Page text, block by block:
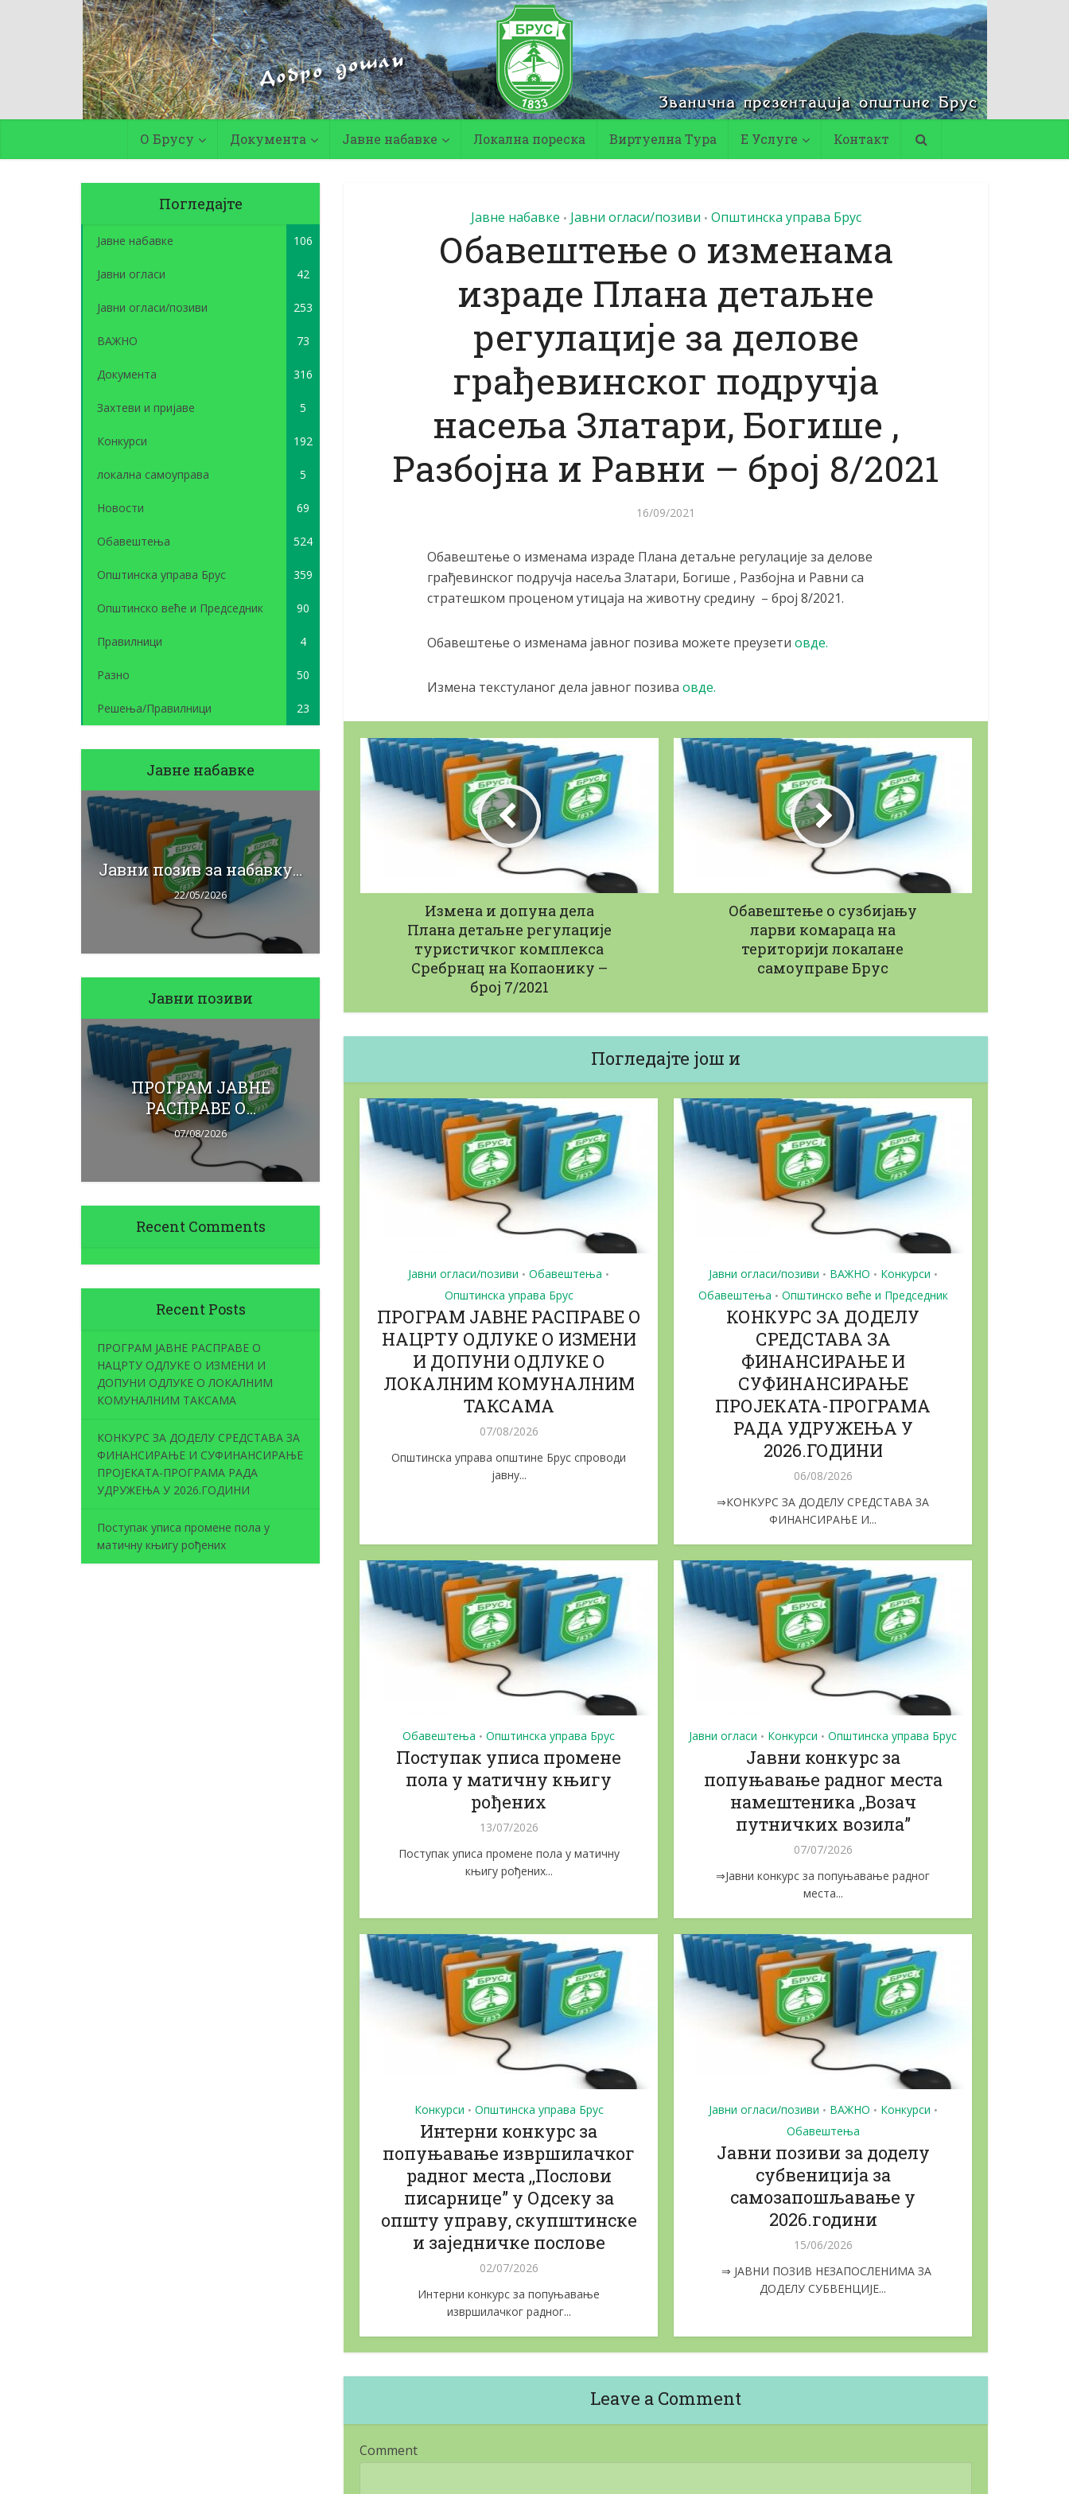
О Брусу Документа Јавне набавке Локална пореска Виртуелна Тура Е Услуге Контакт
Погледајте
Јавне набавке 106
Јавни огласи 42
Јавни огласи/позиви 253
ВАЖНО 73
Документа 316
Захтеви и пријаве 5
Конкурси 192
локална самоуправа 5
Новости 69
Обавештења 524
Општинска управа Брус 359
Општинско веће и Председник 90
Правилници 4
Разно 50
Решења/Правилници 23
Јавне набавке
Јавни позив за набавку...
22/05/2026
Jaвни позив за набавку
23/04/2026
Јавни позив за набавку...
13/02/2026
Јавни позив за набавку...
22/05/2026
Јавни позиви
ПРОГРАМ ЈАВНЕ
РАСПРАВЕ О...
07/08/2026
КОНКУРС ЗА ДОДЕЛУ
СРЕДСТАВА...
06/08/2026
Jaвни позиви за доделу...
15/06/2026
Јавни позив за набавку...
22/05/2026
Recent Comments
Recent Posts
ПРОГРАМ ЈАВНЕ РАСПРАВЕ О
НАЦРТУ ОДЛУКЕ О ИЗМЕНИ И
ДОПУНИ ОДЛУКЕ О ЛОКАЛНИМ
КОМУНАЛНИМ ТАКСАМА
КОНКУРС ЗА ДОДЕЛУ СРЕДСТАВА ЗА
ФИНАНСИРАЊЕ И СУФИНАНСИРАЊЕ
ПРОЈЕКАТА-ПРОГРАМА РАДА
УДРУЖЕЊА У 2026.ГОДИНИ
Поступак уписа промене пола у
матичну књигу рођених
Јавне набавке • Јавни огласи/позиви • Општинска управа Брус
Обавештење о изменама
израде Плана детаљне
регулације за делове
грађевинског подручја
насеља Златари, Богише ,
Разбојна и Равни – број 8/2021
16/09/2021
Обавештење о изменама израде Плана детаљне регулације за делове
грађевинског подручја насеља Златари, Богише , Разбојна и Равни са
стратешком проценом утицаја на животну средину – број 8/2021.
Обавештење о изменама јавног позива можете преузети овде.
Измена текстуланог дела јавног позива овде.
Измена и допуна дела
Плана детаљне регулације
туристичког комплекса
Сребрнац на Копаонику –
број 7/2021
Обавештење о сузбијању
ларви комараца на
територији локaлане
самоуправе Брус
Погледајте још и
Јавни огласи/позиви • Обавештења •
Општинска управа Брус
ПРОГРАМ ЈАВНЕ РАСПРАВЕ О
НАЦРТУ ОДЛУКЕ О ИЗМЕНИ
И ДОПУНИ ОДЛУКЕ О
ЛОКАЛНИМ КОМУНАЛНИМ
ТАКСАМА
07/08/2026
Општинска управа општине Брус спроводи
јавну...
Јавни огласи/позиви • ВАЖНО • Конкурси •
Обавештења • Општинско веће и Председник
КОНКУРС ЗА ДОДЕЛУ
СРЕДСТАВА ЗА
ФИНАНСИРАЊЕ И
СУФИНАНСИРАЊЕ
ПРОЈЕКАТА-ПРОГРАМА
РАДА УДРУЖЕЊА У
2026.ГОДИНИ
06/08/2026
⇒КОНКУРС ЗА ДОДЕЛУ СРЕДСТАВА ЗА
ФИНАНСИРАЊЕ И...
Обавештења • Општинска управа Брус
Поступак уписа промене
пола у матичну књигу
рођених
13/07/2026
Поступак уписа промене пола у матичну
књигу рођених...
Јавни огласи • Конкурси • Општинска управа Брус
Јавни конкурс за
попуњавање радног места
намештеника ,,Возач
путничких возила”
07/07/2026
⇒Јавни конкурс за попуњавање радног
места...
Конкурси • Општинска управа Брус
Интерни конкурс за
попуњавање извршилачког
радног места ,,Послови
писарнице” у Одсеку за
општу управу, скупштинске
и заједничке послове
02/07/2026
Интерни конкурс за попуњавање
извршилачког радног...
Јавни огласи/позиви • ВАЖНО • Конкурси •
Обавештења
Jaвни позиви за доделу
субвениција за
самозапошљавање у
2026.години
15/06/2026
⇒ ЈАВНИ ПОЗИВ НЕЗАПОСЛЕНИМА ЗА
ДОДЕЛУ СУБВЕНЦИЈЕ...
Leave a Comment
Comment